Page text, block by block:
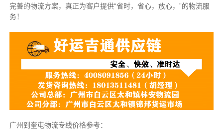
完善的物流方案，真正为客户提供“省时，省心，放心，”的物流服
务！
广州到奎屯物流专线价格参考：